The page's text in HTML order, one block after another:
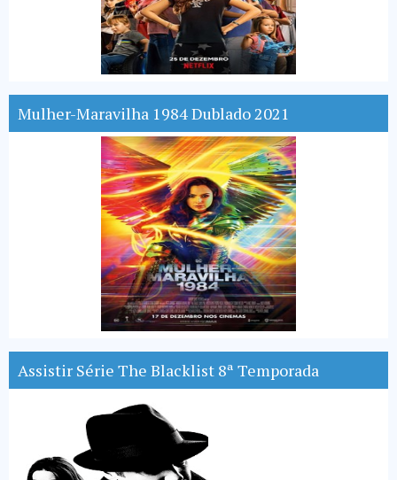
Mulher-Maravilha 1984 Dublado 2021
Assistir Série The Blacklist 8ª Temporada